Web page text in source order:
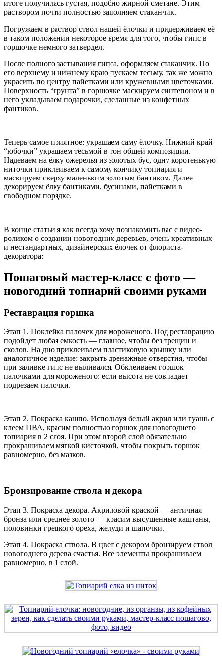
итоге получилась густая, подобно жирной сметане. Этим
раствором почти полностью заполняем стаканчик.
Погружаем в раствор ствол нашей ёлочки и придерживаем её
в таком положении некоторое время для того, чтобы гипс в
горшочке немного затвердел.
После полного застывания гипса, оформляем стаканчик. По
его верхнему и нижнему краю пускаем тесьму, так же можно
украсить по центру пайетками или кружевными цветочками.
Поверхность “грунта” в горшочке маскируем синтепоном и в
него укладываем подарочки, сделанные из конфетных
фантиков.
Теперь самое приятное: украшаем саму ёлочку. Нижний край
“юбочки” украшаем тесьмой в тон общей композиции.
Надеваем на ёлку ожерелья из золотых бус, одну коротенькую
ниточки приклеиваем к самому кончику топиария и
маскируем сверху маленьким золотым бантиком. Далее
декорируем ёлку бантиками, бусинами, пайетками в
свободном порядке.
В конце статьи я как всегда хочу познакомить вас с видео-
роликом о создании новогодних деревьев, очень креативных
и нестандартных, дизайнерских ёлочек от флориста-
декоратора:
Пошаговый мастер-класс с фото —
новогодний топиарий своими руками
Реставрация горшка
Этап 1. Поклейка палочек для мороженого. Под реставрацию
подойдет любая емкость — главное, чтобы без трещин и
сколов. На дно приклеиваем пластиковую крышку или
аналогичное изделие: закрыть дренажные отверстия, чтобы
при заливке гипс не выливался. Обклеиваем горшок
палочками для мороженого: если высота не совпадает —
подрезаем палочки.
Этап 2. Покраска кашпо. Используя белый акрил или гуашь с
клеем ПВА, красим полностью горшок для новогоднего
топиария в 2 слоя. При этом второй слой обязательно
прокрашиваем мягкой кисточкой, чтобы покрыть горшок
равномерно, без мазков.
Бронзирование ствола и декора
Этап 3. Покраска декора. Акриловой краской — античная
бронза или среднее золото — красим высушенные каштаны,
половинки грецкого ореха, желуди и шапочки.
Этап 4. Покраска ствола. В цвет с декором бронзируем ствол
новогоднего дерева счастья. Все элементы прокрашиваем
равномерно, в 1 слой.